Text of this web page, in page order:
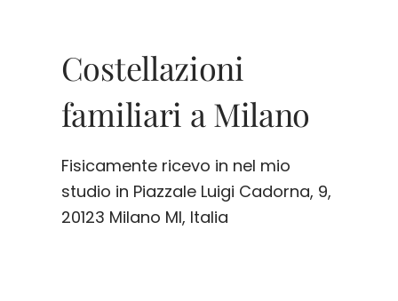
Costellazioni
familiari a Milano
Fisicamente ricevo in nel mio
studio in Piazzale Luigi Cadorna, 9,
20123 Milano MI, Italia